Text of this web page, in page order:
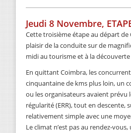
Jeudi 8 Novembre,
Cette troisième étape au départ
plaisir de la conduite sur de
midi au tourisme et à la
En quittant Coimbra, les
cinquantaine de kms plus loin, un
ou les organisateurs avaient prévu
régularité (ERR), tout en descente,
relativement simple avec une
Le climat n’est pas au rendez-